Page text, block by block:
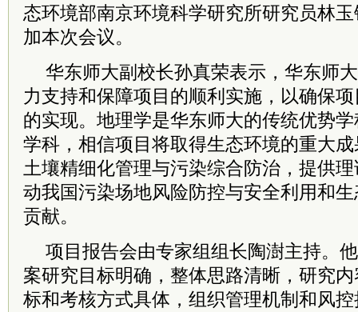
态环境部南京环境科学研究所研究员林
加本次会议。
华东师大副校长孙真荣表示，华东师
力支持和保障项目的顺利实施，以确保
的实现。地理学是华东师大的传统优势
学科，相信项目将取得生态环境的重大
土壤精细化管理与污染综合防治，提供
动我国污染场地风险防控与安全利用和
贡献。
项目报告会由专家组组长陶澍主持。
案研究目标明确，整体思路清晰，研究
标和考核方式具体，组织管理机制和风